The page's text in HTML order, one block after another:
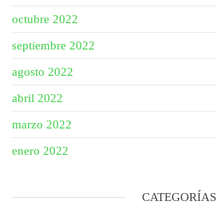
octubre 2022
septiembre 2022
agosto 2022
abril 2022
marzo 2022
enero 2022
CATEGORÍAS